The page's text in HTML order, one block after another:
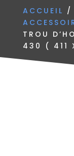
ACCUEIL /
TROU
430 ( 411